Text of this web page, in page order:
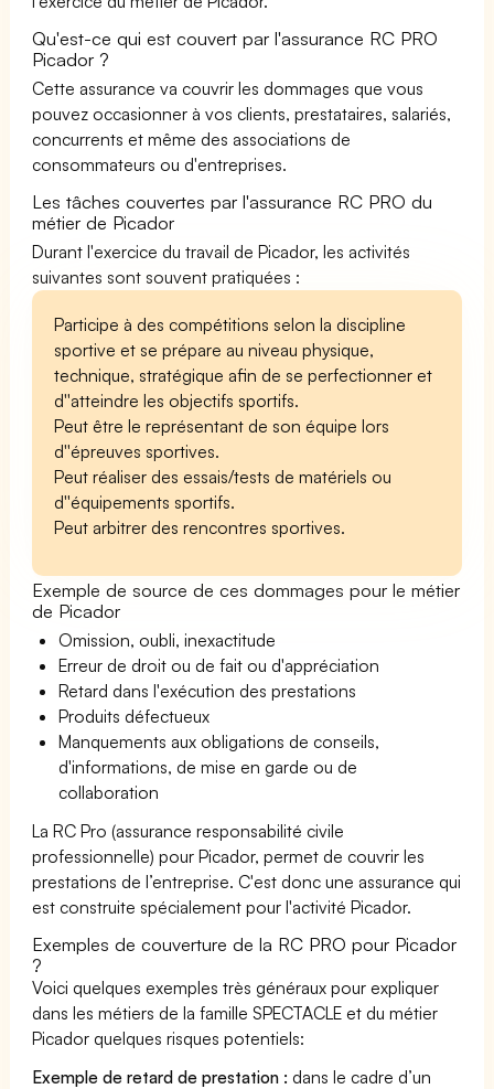
Qu'est-ce qui est couvert par l'assurance RC PRO
Picador ?
Cette assurance va couvrir les dommages que vous
pouvez occasionner à vos clients, prestataires, salariés,
concurrents et même des associations de
consommateurs ou d'entreprises.
Les tâches couvertes par l'assurance RC PRO du
métier de Picador
Durant l'exercice du travail de Picador, les activités
suivantes sont souvent pratiquées :
Participe à des compétitions selon la discipline
sportive et se prépare au niveau physique,
technique, stratégique afin de se perfectionner et
d''atteindre les objectifs sportifs.
Peut être le représentant de son équipe lors
d''épreuves sportives.
Peut réaliser des essais/tests de matériels ou
d''équipements sportifs.
Peut arbitrer des rencontres sportives.
Exemple de source de ces dommages pour le métier
de Picador
Omission, oubli, inexactitude
Erreur de droit ou de fait ou d'appréciation
Retard dans l'exécution des prestations
Produits défectueux
Manquements aux obligations de conseils,
d'informations, de mise en garde ou de
collaboration
La RC Pro (assurance responsabilité civile
professionnelle) pour Picador, permet de couvrir les
prestations de l’entreprise. C'est donc une assurance qui
est construite spécialement pour l'activité Picador.
Exemples de couverture de la RC PRO pour Picador
?
Voici quelques exemples très généraux pour expliquer
dans les métiers de la famille SPECTACLE et du métier
Picador quelques risques potentiels:
Exemple de retard de prestation : dans le cadre d’un